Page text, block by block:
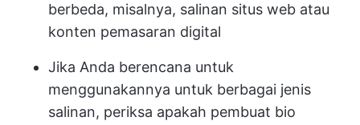
berbeda, misalnya, salinan situs web atau
konten pemasaran digital
Jika Anda berencana untuk
menggunakannya untuk berbagai jenis
salinan, periksa apakah pembuat bio